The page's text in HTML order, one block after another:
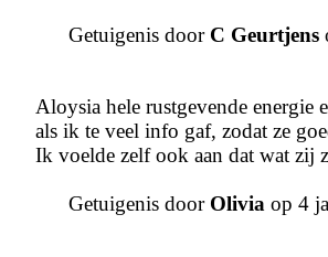
Getuigenis door C Geurtjens
Aloysia hele rustgevende energie
als ik te veel info gaf, zodat ze
Ik voelde zelf ook aan dat wat zij
Getuigenis door Olivia op 4